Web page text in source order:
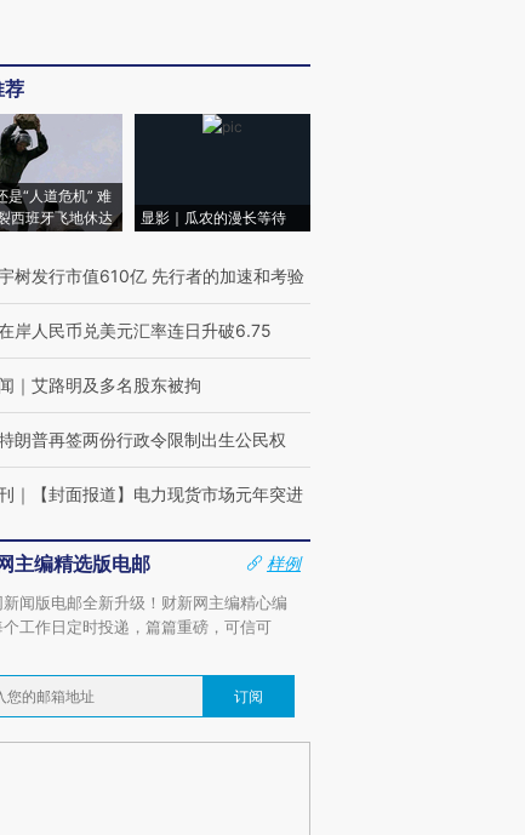
荐
是“人道危机” 难
西班牙飞地休达
显影｜瓜农的漫长等待
树发行市值610亿 先行者的加速和考验
岸人民币兑美元汇率连日升破6.75
｜ 艾路明及多名股东被拘
朗普再签两份行政令限制出生公民权
｜ 【封面报道】电力现货市场元年突进
主编精选版电邮
样例
新闻版电邮全新升级！财新网主编精心编
工作日定时投递，篇篇重磅，可信可
订阅